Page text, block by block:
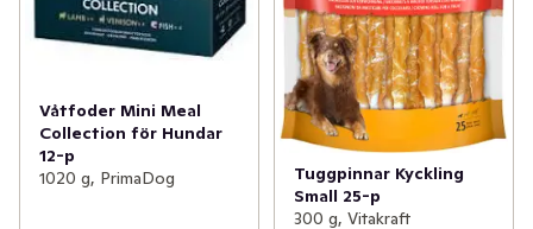
Våtfoder Mini Meal
Collection för Hundar
12-p
1020 g, PrimaDog
Tuggpinnar Kyckling
Small 25-p
300 g, Vitakraft